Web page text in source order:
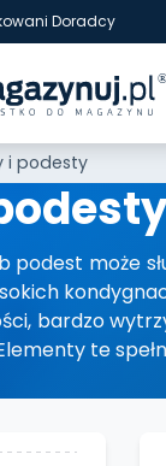
Doradcy
i podesty
podest może
bardzo
te